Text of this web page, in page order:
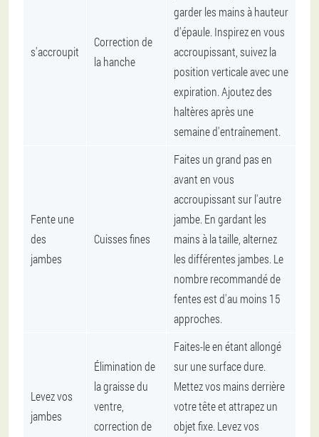
s'accroupit
Correction de
la hanche
garder les mains à hauteur
d'épaule. Inspirez en vous
accroupissant, suivez la
position verticale avec une
expiration. Ajoutez des
haltères après une
semaine d'entraînement.
Fente une
des
jambes
Cuisses fines
Faites un grand pas en
avant en vous
accroupissant sur l'autre
jambe. En gardant les
mains à la taille, alternez
les différentes jambes. Le
nombre recommandé de
fentes est d'au moins 15
approches.
Levez vos
jambes
Élimination de
la graisse du
ventre,
correction de
Faites-le en étant allongé
sur une surface dure.
Mettez vos mains derrière
votre tête et attrapez un
objet fixe. Levez vos